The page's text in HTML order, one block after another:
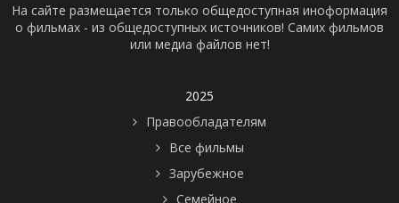
На сайте размещается только общедоступная иноформация
о фильмах - из общедоступных источников! Самих фильмов
или медиа файлов нет!
2025
Правообладателям
Все фильмы
Зарубежное
Семейное